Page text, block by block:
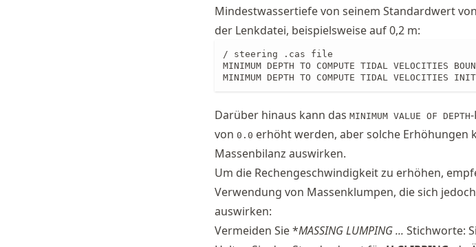
Mindestwassertiefe von seinem Standardwert
der Lenkdatei, beispielsweise auf 0,2 m:
/ steering .cas file
MINIMUM DEPTH TO COMPUTE TIDAL VELOCITIES
MINIMUM DEPTH TO COMPUTE TIDAL VELOCITIES
Darüber hinaus kann das MINIMUM VALUE OF DEPTH
von 0.0 erhöht werden, aber solche Erhöhungen
Massenbilanz auswirken.
Um die Rechengeschwindigkeit zu erhöhen,
Verwendung von Massenklumpen, die sich
auswirken:
Vermeiden Sie *MASSING LUMPING ... Stichworte: